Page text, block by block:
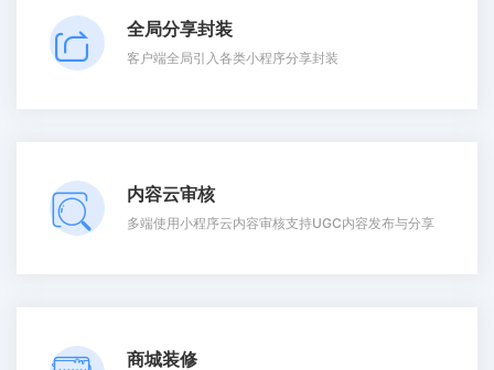
全局分享封装
客户端全局引入各类小程序分享封装
内容云审核
多端使用小程序云内容审核支持UGC内容发布与分享
商城装修